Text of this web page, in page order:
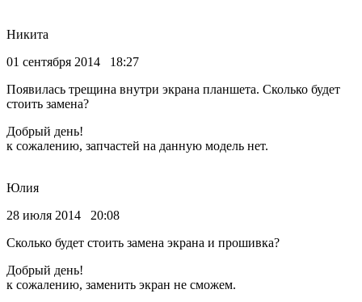
Никита
01 сентября 2014 18:27
Появилась трещина внутри экрана планшета. Сколько будет
стоить замена?
Добрый день!
к сожалению, запчастей на данную модель нет.
Юлия
28 июля 2014 20:08
Сколько будет стоить замена экрана и прошивка?
Добрый день!
к сожалению, заменить экран не сможем.